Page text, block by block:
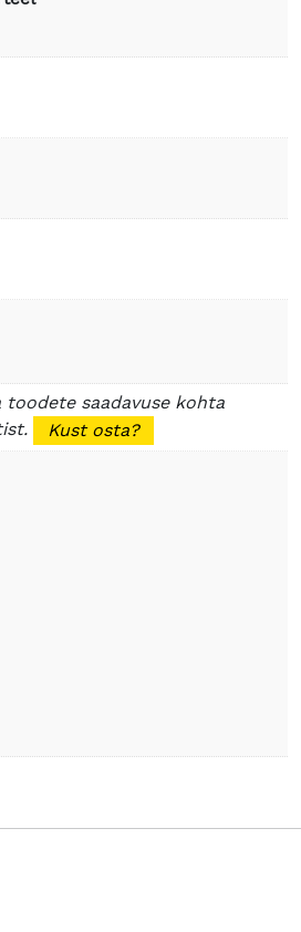
toodete saadavuse kohta
Kust osta?